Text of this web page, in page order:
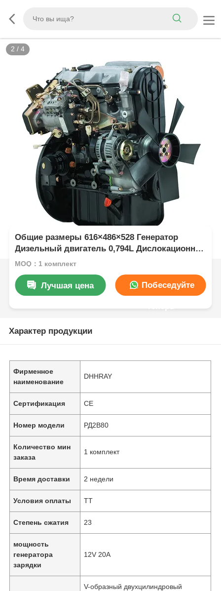
2 / 4
Общие размеры 616×486×528 Генератор
Дизельный двигатель 0,794L Дислокационное
давление Сплетная смазочная система,
MOQ：1 комплект
Лучшая цена Побеседуйте
Характер продукции
Фирменное
наименование
DHHRAY
Сертификация CE
Номер модели РД2В80
Количество мин
заказа
1 комплект
Время доставки 2 недели
Условия оплаты ТТ
Степень сжатия 23
мощность
генератора
зарядки
12V 20A
V-образный двухцилиндровый